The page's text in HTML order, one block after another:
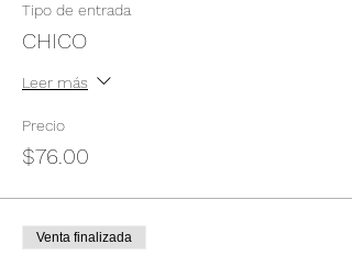
Tipo de entrada
CHICO
Leer más
Precio
$76.00
Venta finalizada